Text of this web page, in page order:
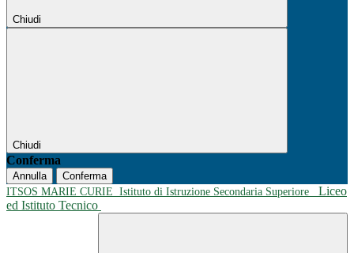
Chiudi
Chiudi
Conferma
Annulla
Conferma
ITSOS MARIE CURIE Istituto di Istruzione Secondaria Superiore
Liceo
ed Istituto Tecnico